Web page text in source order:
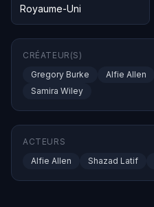
Royaume-Uni
CRÉATEUR(S)
Gregory Burke
Alfie Allen
Samira Wiley
ACTEURS
Alfie Allen
Shazad Latif